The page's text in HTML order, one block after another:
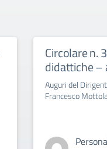
Circolare n.
didattiche –
Auguri del
Francesco